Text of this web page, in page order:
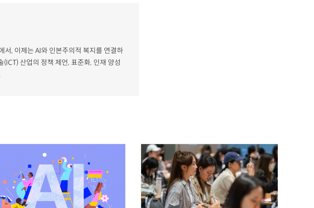
서, 이제는 AI와 인본주의적 복지를 연결하
산업의 정책 제언, 표준화, 인재 양성